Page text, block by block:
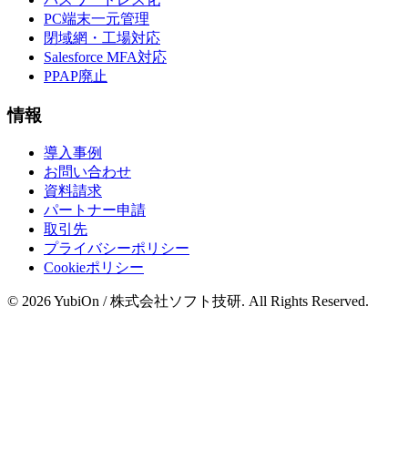
PC端末一元管理
閉域網・工場対応
Salesforce MFA対応
PPAP廃止
情報
導入事例
お問い合わせ
資料請求
パートナー申請
取引先
プライバシーポリシー
Cookieポリシー
© 2026 YubiOn / 株式会社ソフト技研. All Rights Reserved.